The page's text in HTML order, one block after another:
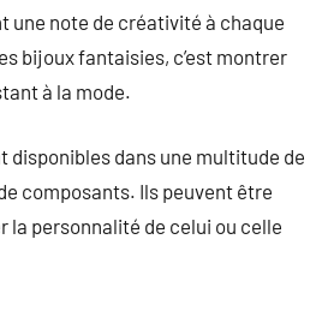
une note de créativité à chaque
bijoux fantaisies, c’est montrer
à la mode.
disponibles dans une multitude de
composants. Ils peuvent être
la personnalité de celui ou celle